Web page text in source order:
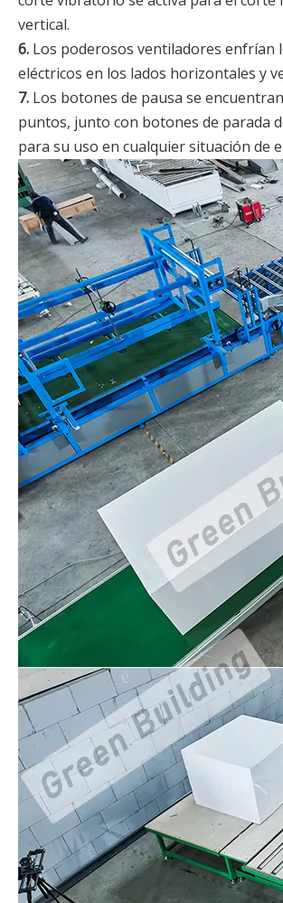
vertical.
6. Los poderosos ventiladores enfrían
eléctricos en los lados horizontales y
7. Los botones de pausa se
puntos, junto con botones de parada
para su uso en cualquier situación de